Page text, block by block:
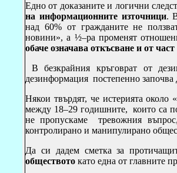
Едно от доказаните и логични
на информационните източници.
над 60% от гражданите не
новини», а ½–ра променят
обаче означава откъсване и от
В безкрайния кръговрат от
дезинформация постепенно започва
Някои твърдят, че истерията около
между 18–29 годишните, които са
не пропускаме тревожния
контролирано и манипулирано
Да си дадем сметка за
обществото като една от главните